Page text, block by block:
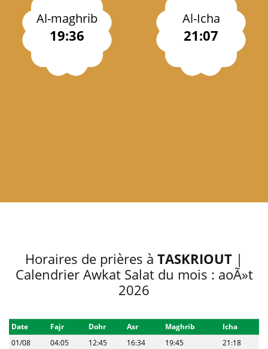
Al-maghrib
19:36
Al-Icha
21:07
Horaires de prières à TASKRIOUT |
Calendrier Awkat Salat du mois : aoÃ»t
2026
Date Fajr Dohr Asr Maghrib
Icha
01/08
04:05 12:45 16:34 19:45
21:18